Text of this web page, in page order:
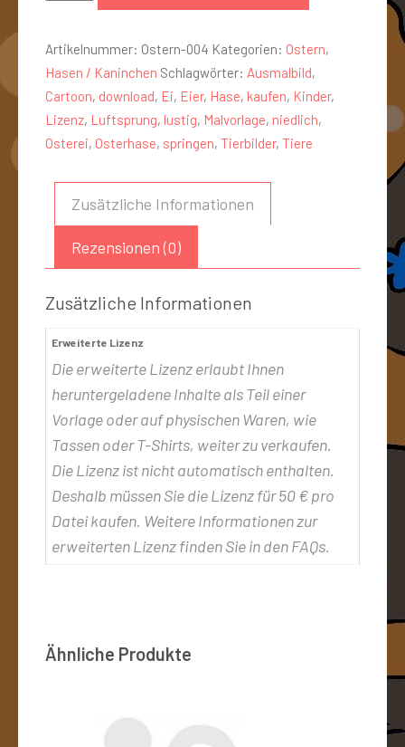
Artikelnummer: Ostern-004 Kategorien: Ostern,
Hasen / Kaninchen Schlagwörter: Ausmalbild,
Cartoon, download, Ei, Eier, Hase, kaufen, Kinder,
Lizenz, Luftsprung, lustig, Malvorlage, niedlich,
Osterei, Osterhase, springen, Tierbilder, Tiere
Zusätzliche Informationen
Rezensionen (0)
Zusätzliche Informationen
Erweiterte Lizenz
Die erweiterte Lizenz erlaubt Ihnen
heruntergeladene Inhalte als Teil einer
Vorlage oder auf physischen Waren, wie
Tassen oder T-Shirts, weiter zu verkaufen.
Die Lizenz ist nicht automatisch enthalten.
Deshalb müssen Sie die Lizenz für 50 € pro
Datei kaufen. Weitere Informationen zur
erweiterten Lizenz finden Sie in den FAQs.
Ähnliche Produkte